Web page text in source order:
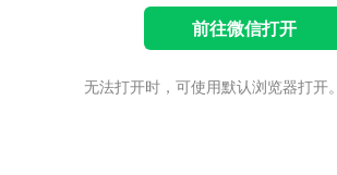
前往微信打开
无法打开时，可使用默认浏览器打开。